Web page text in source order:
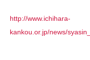
http://www.ichihara-
kankou.or.jp/news/